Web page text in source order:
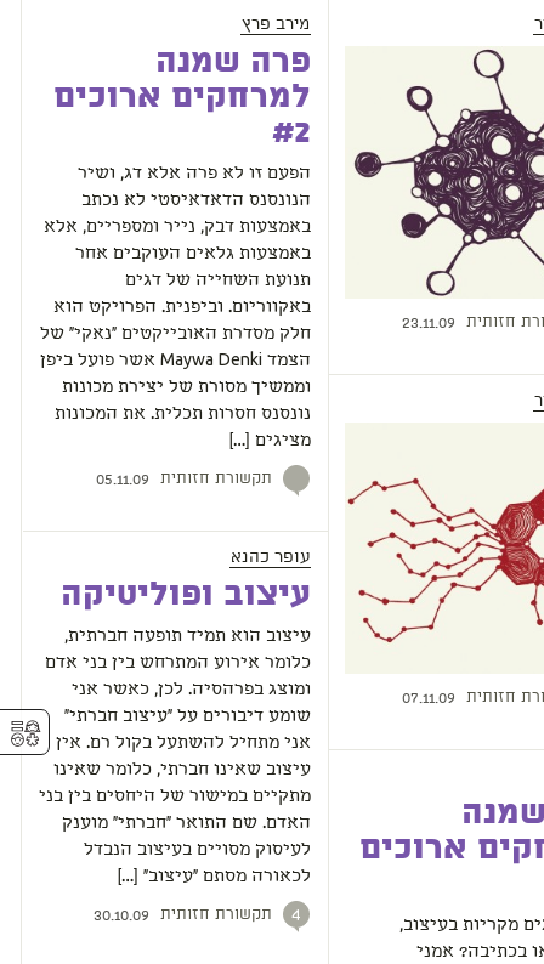
חזותית 23.11.09
חזותית 07.11.09
ארוכים
מקריות בעיצוב,
בכתיבה? אמני
מירב פרץ
פרה שמנה
למרחקים ארוכים
#2
הפעם זו לא פרה אלא דג, ושיר
הנונסנס הדאדאיסטי לא נכתב
באמצעות דבק, נייר ומספריים, אלא
באמצעות גלאים העוקבים אחר
תנועת השחייה של דגים
באקווריום. וביפנית. הפרויקט הוא
חלק מסדרת האובייקטים "נאקי" של
הצמד Maywa Denki אשר פועל ביפן
וממשיך מסורת של יצירת מכונות
נונסנס חסרות תכלית. את המכונות
מציגים […]
תקשורת חזותית 05.11.09
עופר כהנא
עיצוב ופוליטיקה
עיצוב הוא תמיד תופעה חברתית,
כלומר אירוע המתרחש בין בני אדם
ומוצג בפרהסיה. לכן, כאשר אני
שומע דיבורים על "עיצוב חברתי"
אני מתחיל להשתעל בקול רם. אין
עיצוב שאינו חברתי, כלומר שאינו
מתקיים במישור של היחסים בין בני
האדם. שם התואר "חברתי" מוענק
לעיסוק מסויים בעיצוב הנבדל
לכאורה מסתם "עיצוב" […]
4 תקשורת חזותית 30.10.09
⚥︎